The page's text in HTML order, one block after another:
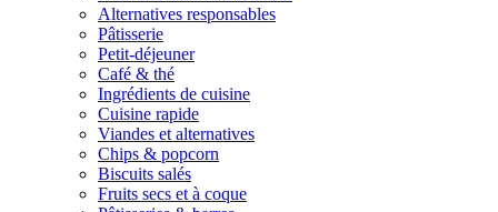
Alternatives responsables
Pâtisserie
Petit-déjeuner
Café & thé
Ingrédients de cuisine
Cuisine rapide
Viandes et alternatives
Chips & popcorn
Biscuits salés
Fruits secs et à coque